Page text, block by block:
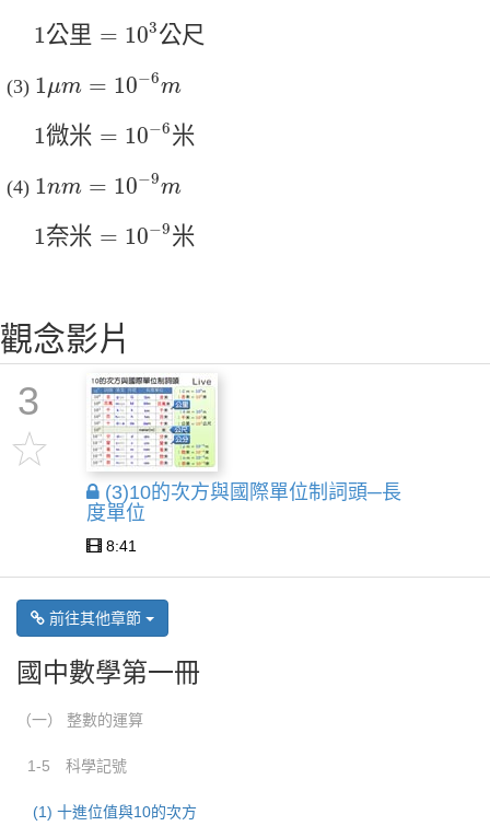
1公里 = 103公尺
1 公 里 10 3公尺
1μm = 10−6m
1 10−6 m
1微米 = 10−6米
1 微米 10 −6 米
1nm = 10−9m
1 10−9 m
1奈米 = 10−9米
1 奈米 10 −9 米
觀念影片
3
(3)10的次方與國際單位制詞頭─長
度單位
8:41
前往其他章節
國中數學第一冊
（一） 整數的運算
1-5 科學記號
(1) 十進位值與10的次方